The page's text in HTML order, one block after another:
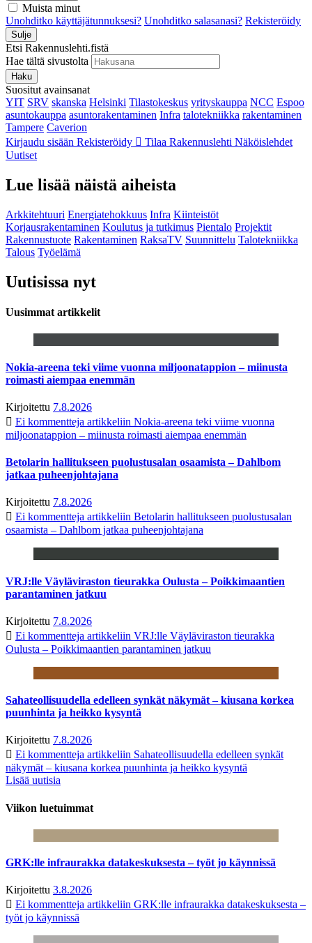
Muista minut
Unohditko käyttäjätunnuksesi? Unohditko salasanasi? Rekisteröidy
Sulje
Etsi Rakennuslehti.fistä
Hae tältä sivustolta
Haku
Suositut avainsanat
YIT SRV skanska Helsinki Tilastokeskus yrityskauppa NCC Espoo
asuntokauppa asuntorakentaminen Infra talotekniikka rakentaminen
Tampere Caverion
Kirjaudu sisään Rekisteröidy Tilaa Rakennuslehti Näköislehdet
Uutiset
Lue lisää näistä aiheista
Arkkitehtuuri Energiatehokkuus Infra Kiinteistöt
Korjausrakentaminen Koulutus ja tutkimus Pientalo Projektit
Rakennustuote Rakentaminen RaksaTV Suunnittelu Talotekniikka
Talous Työelämä
Uutisissa nyt
Uusimmat artikkelit
Nokia-areena teki viime vuonna miljoonatappion – miinusta
roimasti aiempaa enemmän
Kirjoitettu 7.8.2026
Ei kommentteja artikkeliin Nokia-areena teki viime vuonna
miljoonatappion – miinusta roimasti aiempaa enemmän
Betolarin hallitukseen puolustusalan osaamista – Dahlbom
jatkaa puheenjohtajana
Kirjoitettu 7.8.2026
Ei kommentteja artikkeliin Betolarin hallitukseen puolustusalan
osaamista – Dahlbom jatkaa puheenjohtajana
VRJ:lle Väyläviraston tieurakka Oulusta – Poikkimaantien
parantaminen jatkuu
Kirjoitettu 7.8.2026
Ei kommentteja artikkeliin VRJ:lle Väyläviraston tieurakka
Oulusta – Poikkimaantien parantaminen jatkuu
Sahateollisuudella edelleen synkät näkymät – kiusana korkea
puunhinta ja heikko kysyntä
Kirjoitettu 7.8.2026
Ei kommentteja artikkeliin Sahateollisuudella edelleen synkät
näkymät – kiusana korkea puunhinta ja heikko kysyntä
Lisää uutisia
Viikon luetuimmat
GRK:lle infraurakka datakeskuksesta – työt jo käynnissä
Kirjoitettu 3.8.2026
Ei kommentteja artikkeliin GRK:lle infraurakka datakeskuksesta –
työt jo käynnissä